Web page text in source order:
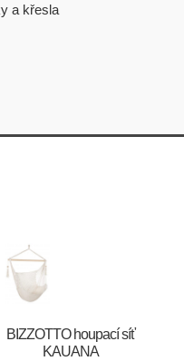
a křesla
BIZZOTTO houpací síť
KAUANA